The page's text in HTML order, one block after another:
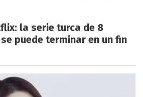
la serie turca de 8
puede terminar en un fin